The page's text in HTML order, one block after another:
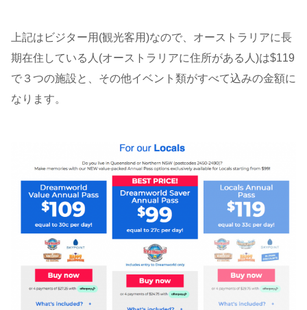
上記はビジター用(観光客用)なので、オーストラリアに長
期在住している人(オーストラリアに住所がある人)は$119
で３つの施設と、その他イベント類がすべて込みの金額に
なります。